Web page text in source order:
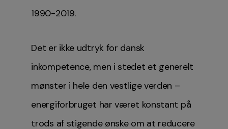
1990-2019.
Det er ikke udtryk for dansk
inkompetence, men i stedet et generelt
mønster i hele den vestlige verden –
energiforbruget har været konstant på
trods af stigende ønske om at reducere